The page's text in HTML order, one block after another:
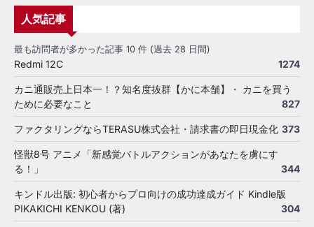
人気記事
最も訪問者が多かった記事 10 件 (過去 28 日間)
Redmi 12C 1274
カニ通販売上日本一！？知名度抜群【かに本舗】・ カニを買う
ために必要なこと
827
ファクタリングならTERASU株式会社・請求書の即日現金化 373
怪獣8号 アニメ「新感覚バトルアクションがあなたを虜にす
る！」
344
キンドル出版: 初心者からプロ向けの成功達成ガイド Kindle版
PIKAKICHI KENKOU (著)
304